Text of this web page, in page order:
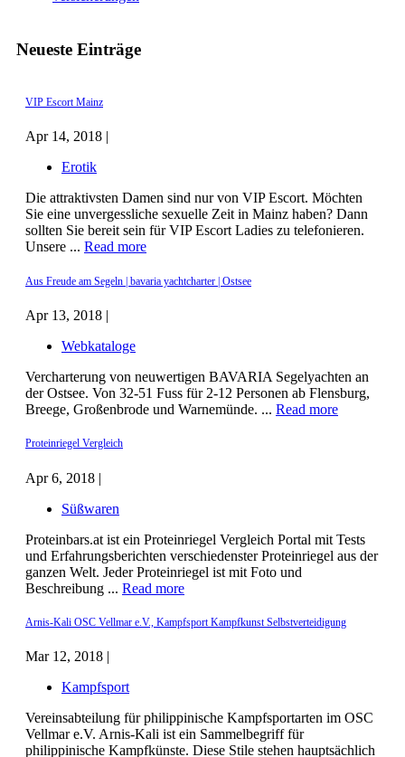
Neueste Einträge
VIP Escort Mainz
Apr 14, 2018 |
Erotik
Die attraktivsten Damen sind nur von VIP Escort. Möchten
Sie eine unvergessliche sexuelle Zeit in Mainz haben? Dann
sollten Sie bereit sein für VIP Escort Ladies zu telefonieren.
Unsere ... Read more
Aus Freude am Segeln | bavaria yachtcharter | Ostsee
Apr 13, 2018 |
Webkataloge
Vercharterung von neuwertigen BAVARIA Segelyachten an
der Ostsee. Von 32-51 Fuss für 2-12 Personen ab Flensburg,
Breege, Großenbrode und Warnemünde. ... Read more
Proteinriegel Vergleich
Apr 6, 2018 |
Süßwaren
Proteinbars.at ist ein Proteinriegel Vergleich Portal mit Tests
und Erfahrungsberichten verschiedenster Proteinriegel aus der
ganzen Welt. Jeder Proteinriegel ist mit Foto und
Beschreibung ... Read more
Arnis-Kali OSC Vellmar e.V., Kampfsport Kampfkunst Selbstverteidigung
Mar 12, 2018 |
Kampfsport
Vereinsabteilung für philippinische Kampfsportarten im OSC
Vellmar e.V. Arnis-Kali ist ein Sammelbegriff für
philippinische Kampfkünste. Diese Stile stehen hauptsächlich